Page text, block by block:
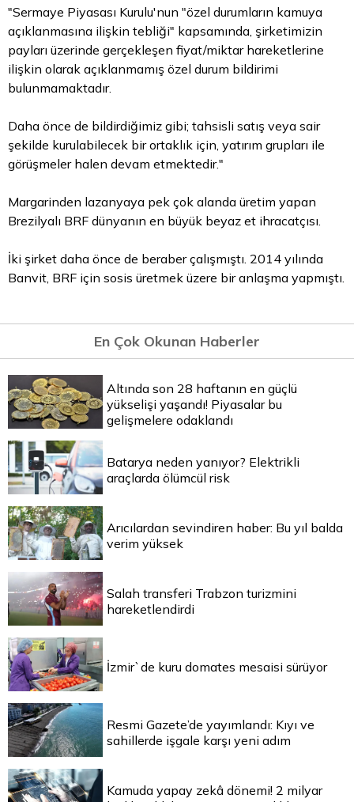
"Sermaye Piyasası Kurulu'nun "özel durumların kamuya
açıklanmasına ilişkin tebliği" kapsamında, şirketimizin
payları üzerinde gerçekleşen fiyat/miktar hareketlerine
ilişkin olarak açıklanmamış özel durum bildirimi
bulunmamaktadır.
Daha önce de bildirdiğimiz gibi; tahsisli satış veya sair
şekilde kurulabilecek bir ortaklık için, yatırım grupları ile
görüşmeler halen devam etmektedir."
Margarinden lazanyaya pek çok alanda üretim yapan
Brezilyalı BRF dünyanın en büyük beyaz et ihracatçısı.
İki şirket daha önce de beraber çalışmıştı. 2014 yılında
Banvit, BRF için sosis üretmek üzere bir anlaşma yapmıştı.
En Çok Okunan Haberler
Altında son 28 haftanın en güçlü
yükselişi yaşandı! Piyasalar bu
gelişmelere odaklandı
Batarya neden yanıyor? Elektrikli
araçlarda ölümcül risk
Arıcılardan sevindiren haber: Bu yıl balda
verim yüksek
Salah transferi Trabzon turizmini
hareketlendirdi
İzmir`de kuru domates mesaisi sürüyor
Resmi Gazete’de yayımlandı: Kıyı ve
sahillerde işgale karşı yeni adım
Kamuda yapay zekâ dönemi! 2 milyar